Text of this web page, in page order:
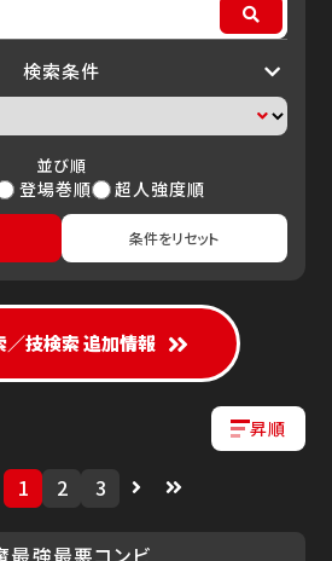
検索条件
並び順
登場巻順 超人強度順
条件をリセット
／技検索 追加情報
1 2 3
昇順
最強最悪コンビ